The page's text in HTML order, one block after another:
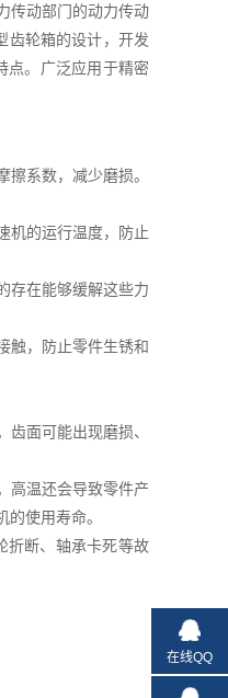
传动部门的动力传动
齿轮箱的设计，开发
点。广泛应用于精密
系数，减少磨损。
机的运行温度，防止
存在能够缓解这些力
触，防止零件生锈和
面可能出现磨损、
高温还会导致零件产
使用寿命。
折断、轴承卡死等故
在线QQ